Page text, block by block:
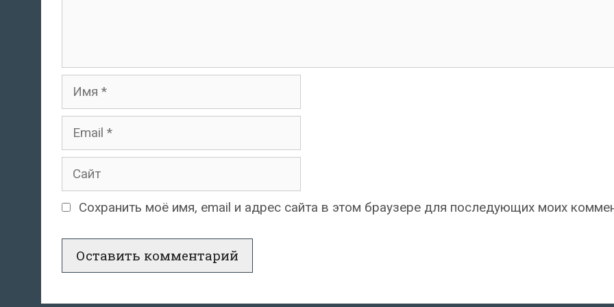
Имя
Email
Сайт
Сохранить моё имя, email и адрес сайта в этом браузере для последующих моих